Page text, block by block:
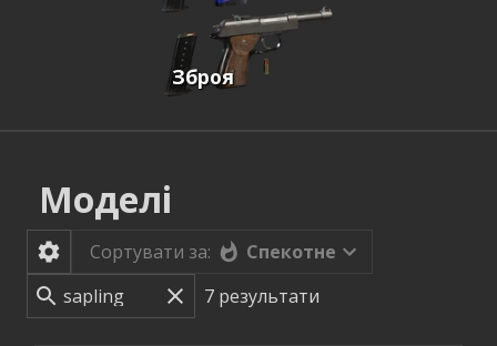
Зброя
Моделі
Сортувати за:
Спекотне
7 результати